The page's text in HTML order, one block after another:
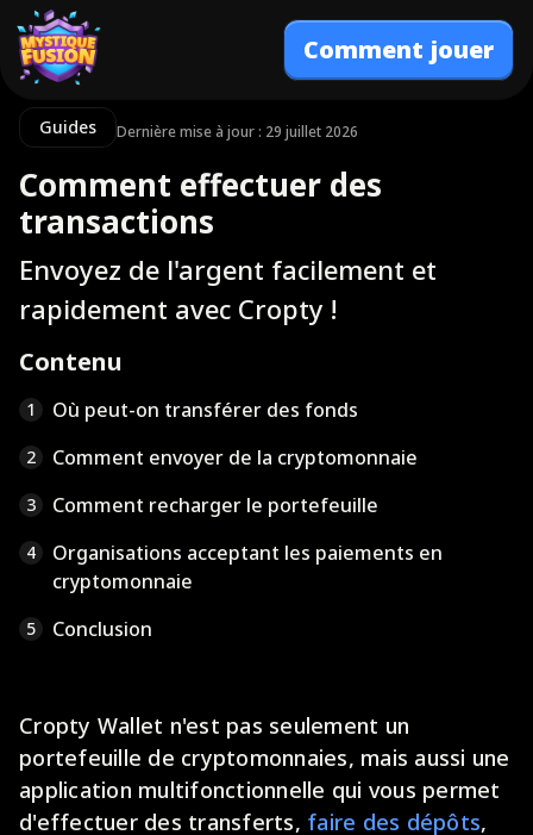
Comment jouer
Guides Dernière mise à jour : 29 juillet 2026
Comment effectuer des
transactions
Envoyez de l'argent facilement et
rapidement avec Cropty !
Contenu
1 Où peut-on transférer des fonds
2 Comment envoyer de la cryptomonnaie
3 Comment recharger le portefeuille
4
Organisations acceptant les paiements en
cryptomonnaie
5 Conclusion
Cropty Wallet n'est pas seulement un
portefeuille de cryptomonnaies, mais aussi une
application multifonctionnelle qui vous permet
d'effectuer des transferts, faire des dépôts,